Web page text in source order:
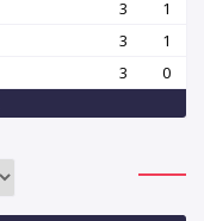
3
1
3
1
3 0